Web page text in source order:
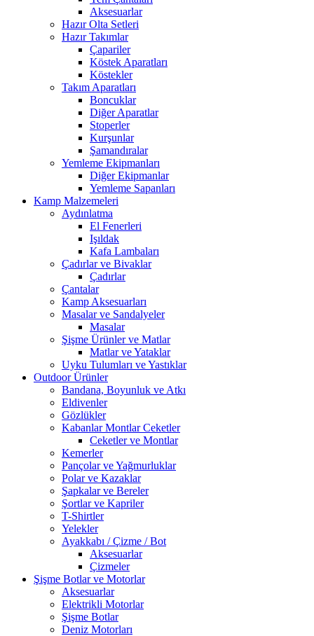
Aksesuarlar
Hazır Olta Setleri
Hazır Takımlar
Çapariler
Köstek Aparatları
Köstekler
Takım Aparatları
Boncuklar
Diğer Aparatlar
Stoperler
Kurşunlar
Şamandıralar
Yemleme Ekipmanları
Diğer Ekipmanlar
Yemleme Sapanları
Kamp Malzemeleri
Aydınlatma
El Fenerleri
Işıldak
Kafa Lambaları
Çadırlar ve Bivaklar
Çadırlar
Çantalar
Kamp Aksesuarları
Masalar ve Sandalyeler
Masalar
Şişme Ürünler ve Matlar
Matlar ve Yataklar
Uyku Tulumları ve Yastıklar
Outdoor Ürünler
Bandana, Boyunluk ve Atkı
Eldivenler
Gözlükler
Kabanlar Montlar Ceketler
Ceketler ve Montlar
Kemerler
Pançolar ve Yağmurluklar
Polar ve Kazaklar
Şapkalar ve Bereler
Şortlar ve Kapriler
T-Shirtler
Yelekler
Ayakkabı / Çizme / Bot
Aksesuarlar
Çizmeler
Şişme Botlar ve Motorlar
Aksesuarlar
Elektrikli Motorlar
Şişme Botlar
Deniz Motorları